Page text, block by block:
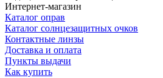
Интернет-магазин
Каталог оправ
Каталог солнцезащитных очков
Контактные линзы
Доставка и оплата
Пункты выдачи
Как купить